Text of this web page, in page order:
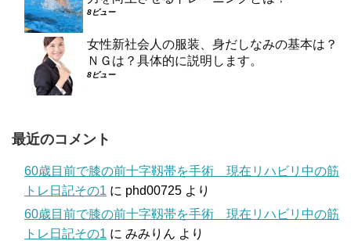
8ビュー
女性新社会人の服装、身だしなみの基本は？
ＮＧは？具体的に説明します。
8ビュー
最近のコメント
60歳目前で膝の前十字靱帯を手術 現在リハビリ中の筋
トレ日記その1 に phd00725 より
60歳目前で膝の前十字靱帯を手術 現在リハビリ中の筋
トレ日記その1 に みみりん より